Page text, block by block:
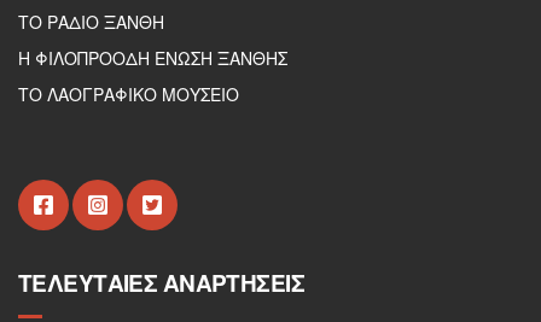
ΤΟ ΡΑΔΙΟ ΞΑΝΘΗ
Η ΦΙΛΟΠΡΟΟΔΗ ΕΝΩΣΗ ΞΑΝΘΗΣ
ΤΟ ΛΑΟΓΡΑΦΙΚΟ ΜΟΥΣΕΙΟ
ΤΕΛΕΥΤΑΊΕΣ ΑΝΑΡΤΉΣΕΙΣ